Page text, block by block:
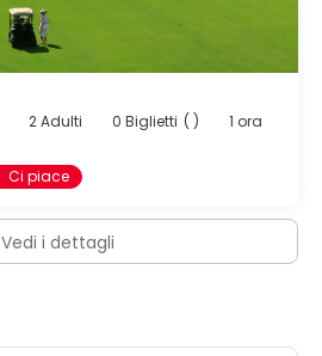
2 Adulti 0 Biglietti ( )
1 ora
Ci piace
Vedi i dettagli